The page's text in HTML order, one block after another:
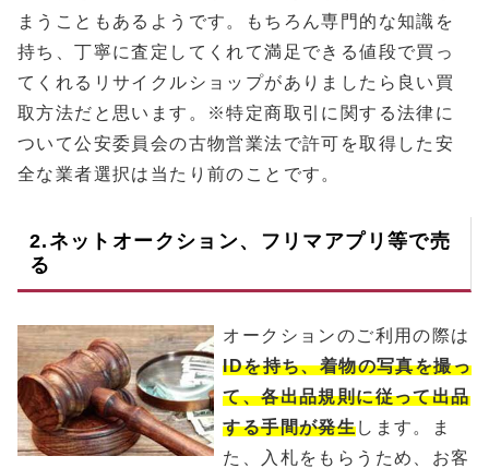
まうこともあるようです。もちろん専門的な知識を
持ち、丁寧に査定してくれて満足できる値段で買っ
てくれるリサイクルショップがありましたら良い買
取方法だと思います。※特定商取引に関する法律に
ついて公安委員会の古物営業法で許可を取得した安
全な業者選択は当たり前のことです。
2.ネットオークション、フリマアプリ等で売
る
オークションのご利用の際は
IDを持ち、着物の写真を撮っ
て、各出品規則に従って出品
する手間が発生します。ま
た、入札をもらうため、お客